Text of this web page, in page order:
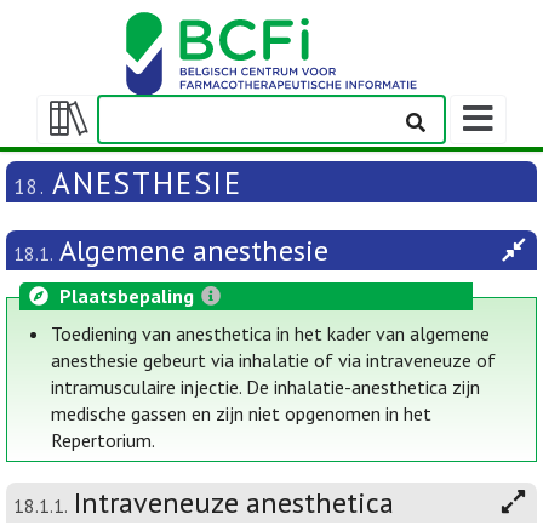
Weergeven/verbergen
inhoudstafel
18. ANESTHESIE
18.1. Algemene anesthesie
Plaatsbepaling
Toediening van anesthetica in het kader van algemene
anesthesie gebeurt via inhalatie of via intraveneuze of
intramusculaire injectie. De inhalatie-anesthetica zijn
medische gassen en zijn niet opgenomen in het
Repertorium.
18.1.1. Intraveneuze anesthetica